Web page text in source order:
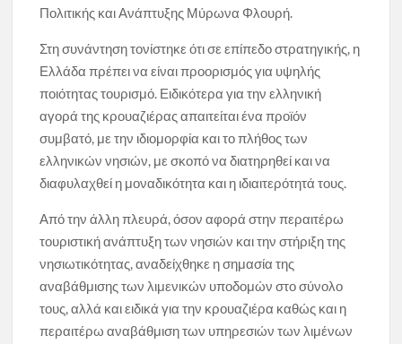
Πολιτικής και Ανάπτυξης Μύρωνα Φλουρή.
Στη συνάντηση τονίστηκε ότι σε επίπεδο στρατηγικής, η
Ελλάδα πρέπει να είναι προορισμός για υψηλής
ποιότητας τουρισμό. Ειδικότερα για την ελληνική
αγορά της κρουαζιέρας απαιτείται ένα προϊόν
συμβατό, με την ιδιομορφία και το πλήθος των
ελληνικών νησιών, με σκοπό να διατηρηθεί και να
διαφυλαχθεί η μοναδικότητα και η ιδιαιτερότητά τους.
Από την άλλη πλευρά, όσον αφορά στην περαιτέρω
τουριστική ανάπτυξη των νησιών και την στήριξη της
νησιωτικότητας, αναδείχθηκε η σημασία της
αναβάθμισης των λιμενικών υποδομών στο σύνολο
τους, αλλά και ειδικά για την κρουαζιέρα καθώς και η
περαιτέρω αναβάθμιση των υπηρεσιών των λιμένων